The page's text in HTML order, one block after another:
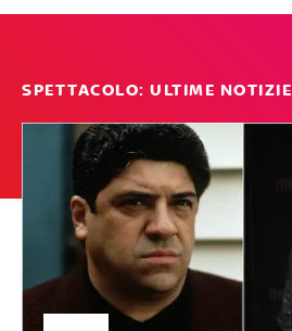
SPETTACOLO: ULTIME NOTIZIE